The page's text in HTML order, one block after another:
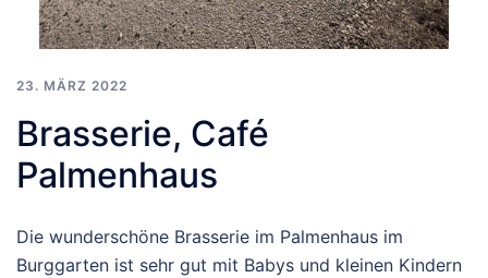
23. MÄRZ 2022
Brasserie, Café
Palmenhaus
Die wunderschöne Brasserie im Palmenhaus im
Burggarten ist sehr gut mit Babys und kleinen Kindern